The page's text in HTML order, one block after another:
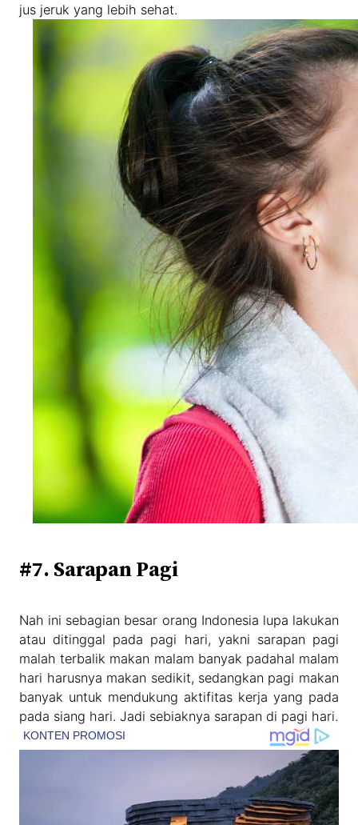
jus jeruk yang lebih sehat.
#7. Sarapan Pagi
Nah ini sebagian besar orang Indonesia lupa lakukan
atau ditinggal pada pagi hari, yakni sarapan pagi
malah terbalik makan malam banyak padahal malam
hari harusnya makan sedikit, sedangkan pagi makan
banyak untuk mendukung aktifitas kerja yang pada
pada siang hari. Jadi sebiaknya sarapan di pagi hari.